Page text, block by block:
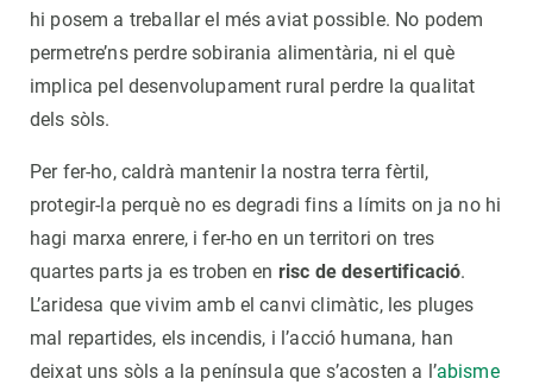
hi posem a treballar el més aviat possible. No podem
permetre’ns perdre sobirania alimentària, ni el què
implica pel desenvolupament rural perdre la qualitat
dels sòls.
Per fer-ho, caldrà mantenir la nostra terra fèrtil,
protegir-la perquè no es degradi fins a límits on ja no hi
hagi marxa enrere, i fer-ho en un territori on tres
quartes parts ja es troben en risc de desertificació.
L’aridesa que vivim amb el canvi climàtic, les pluges
mal repartides, els incendis, i l’acció humana, han
deixat uns sòls a la península que s’acosten a l’abisme